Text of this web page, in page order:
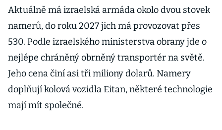
Aktuálně má izraelská armáda okolo dvou stovek
namerů, do roku 2027 jich má provozovat přes
530. Podle izraelského ministerstva obrany jde o
nejlépe chráněný obrněný transportér na světě.
Jeho cena činí asi tři miliony dolarů. Namery
doplňují kolová vozidla Eitan, některé technologie
mají mít společné.